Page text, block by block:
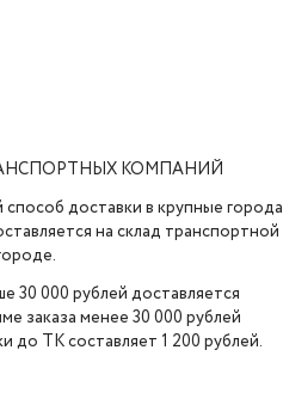
КОМПАНИЙ
доставки в крупные города
на склад транспортной
30 000 рублей доставляется
заказа менее 30 000 рублей
до ТК составляет 1 200 рублей.